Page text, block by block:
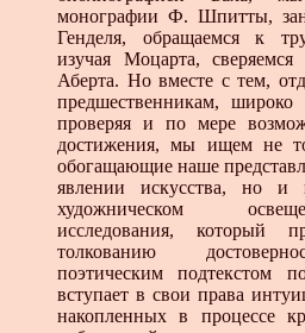
монографии Ф. Шпитты,
Генделя, обращаемся к
изучая Моцарта,
Аберта. Но вместе с тем,
предшественникам, широко
проверяя и по мере
достижения, мы ищем не
обогащающие наше
явлении искусства, но и
художническом
исследования, который
толкованию
поэтическим подтекстом
вступает в свои права
накопленных в процессе